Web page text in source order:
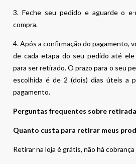
3. Feche seu pedido e aguarde o
compra.
4. Após a confirmação do pagamento,
de cada etapa do seu pedido até
para ser retirado. O prazo para o seu
escolhida é de 2 (dois) dias úteis a
pagamento.
Perguntas frequentes sobre
Quanto custa para retirar meus
Retirar na loja é grátis, não há